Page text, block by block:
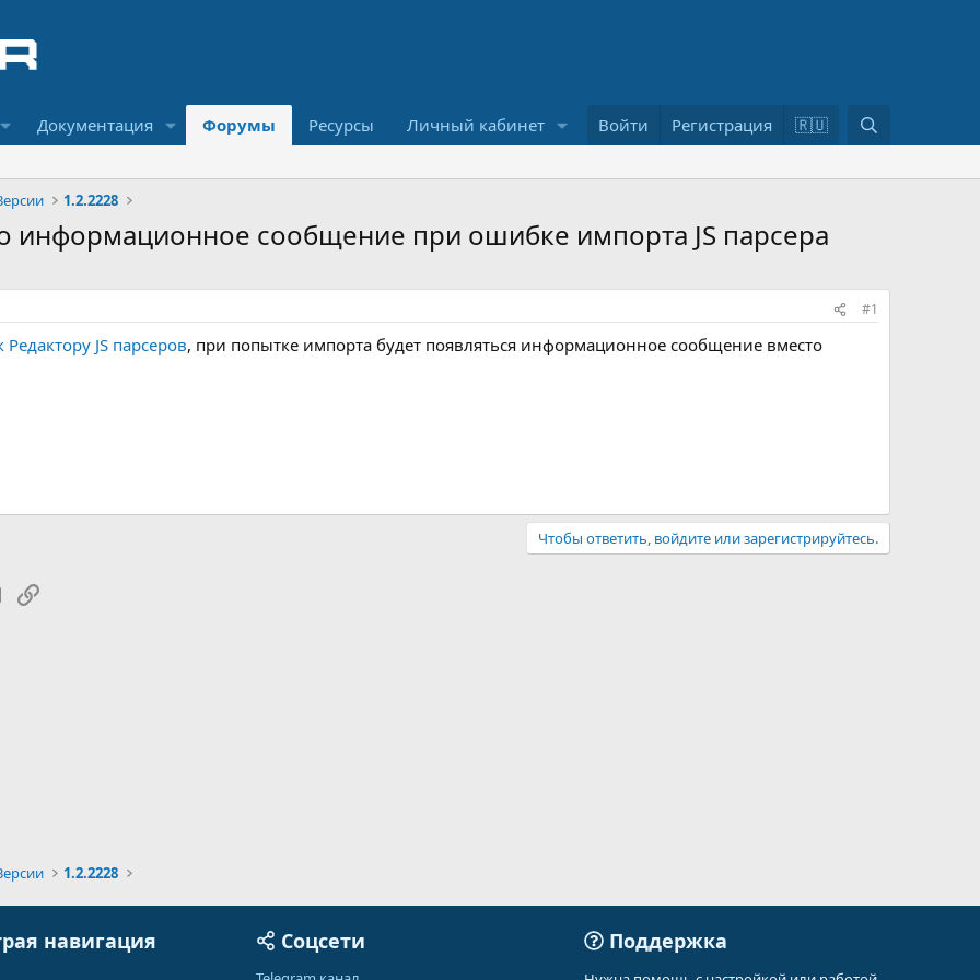
Документация Форумы Ресурсы Личный кабинет Войти Регистрация 🇷🇺
о
1.2.2228
информационное сообщение при ошибке импорта JS парсера
#1
Редактору JS парсеров, при попытке импорта будет появляться информационное сообщение вместо
Чтобы ответить, войдите или зарегистрируйтесь.
Электронная почта
Ссылка
1.2.2228
навигация Соцсети Поддержка